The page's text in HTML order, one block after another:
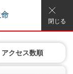
閉じる
アクセス数順